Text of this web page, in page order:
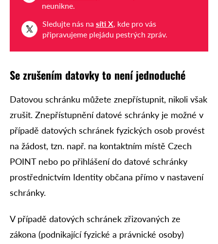
neunikne.
Sledujte nás na síti X, kde pro vás
připravujeme plejádu pestrých zpráv.
Se zrušením datovky to není jednoduché
Datovou schránku můžete znepřístupnit, nikoli však
zrušit. Znepřístupnění datové schránky je možné v
případě datových schránek fyzických osob provést
na žádost, tzn. např. na kontaktním místě Czech
POINT nebo po přihlášení do datové schránky
prostřednictvím Identity občana přímo v nastavení
schránky.
V případě datových schránek zřizovaných ze
zákona (podnikající fyzické a právnické osoby)